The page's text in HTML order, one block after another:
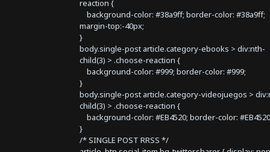
reaction {
background-color: #38a9ff; border-color: #38a9ff;
margin-top:-40px;
}
body.single-post article.category-ebooks > div:nth-
child(3) > .choose-reaction {
background-color: #999; border-color: #999;
}
body.single-post article.category-videojuegos >
child(3) > .choose-reaction {
background-color: #EB4520; border-color:
}
/* SINGLE POST RRSS */